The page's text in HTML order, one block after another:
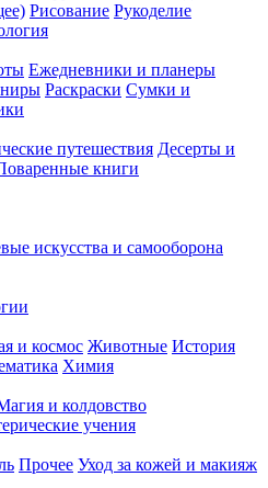
Рисование Рукоделие
Ежедневники и планеры
Раскраски Сумки и
путешествия Десерты и
книги
искусства и самооборона
и космос Животные История
Химия
и колдовство
учения
Прочее Уход за кожей и макияж